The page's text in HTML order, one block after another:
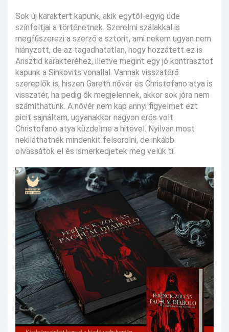
Sok új karaktert kapunk, akik egytől-egyig üde
színfoltjai a történetnek. Szerelmi szálakkal is
megfűszerezi a szerző a sztorit, ami nekem ugyan nem
hiányzott, de az tagadhatatlan, hogy hozzátett ez is
Arisztid karakteréhez, illetve megint egy jó kontrasztot
kapunk a Sinkovits vonallal. Vannak visszatérő
szereplők is, hiszen Gareth nővér és Christofano atya is
visszatér, ha pedig ők megjelennek, akkor sok jóra nem
számíthatunk. A nővér nem kap annyi figyelmet ezt
picit sajnáltam, ugyanakkor nagyon erős volt
Christofano atya küzdelme a hitével. Nyilván most
nekiláthatnék mindenkit felsorolni, de inkább
olvassátok el és ismerkedjetek meg velük ti.